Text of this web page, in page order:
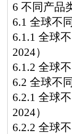
6 不同产品
6.1 全球不
6.1.1 全球
2024）
6.1.2 全球
6.2 全球不
6.2.1 全球
2024）
6.2.2 全球